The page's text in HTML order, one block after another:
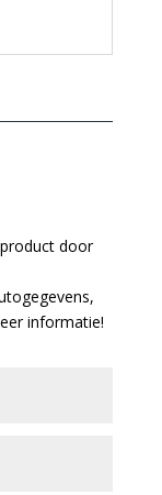
door
informatie!